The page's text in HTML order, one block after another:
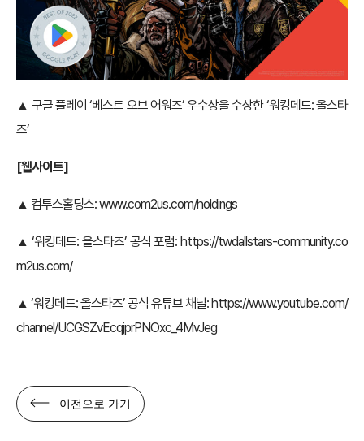
▲ 구글 플레이 ‘베스트 오브 어워즈’ 우수상을 수상한 ‘워킹데드: 올스타
즈’
[웹사이트]
▲ 컴투스홀딩스:www.com2us.com/holdings
▲ ‘워킹데드: 올스타즈’ 공식 포럼: https://twdallstars-community.co
m2us.com/
▲ ‘워킹데드: 올스타즈’ 공식 유튜브 채널:https://www.youtube.com/
channel/UCGSZvEcqjprPNOxc_4MvJeg
이전으로 가기